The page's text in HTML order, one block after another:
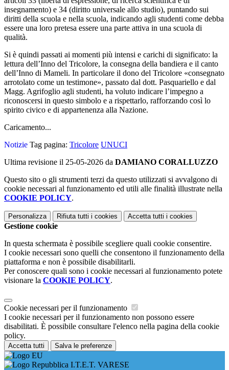
insegnamento) e 34 (diritto universale allo studio), puntando sui
diritti della scuola e nella scuola, indicando agli studenti come debba
essere una loro pretesa essere una parte attiva in una scuola di
qualità.
Si è quindi passati ai momenti più intensi e carichi di significato: la
lettura dell’Inno del Tricolore, la consegna della bandiera e il canto
dell’Inno di Mameli. In particolare il dono del Tricolore «consegnato
arrotolato come un testimone», passato dal dott. Pasquariello e dal
Magg. Agrifoglio agli studenti, ha voluto indicare l’impegno a
riconoscersi in questo simbolo e a rispettarlo, rafforzando così lo
spirito civico e di appartenenza alla Nazione.
Caricamento...
Notizie Tag pagina: Tricolore UNUCI
Ultima revisione il 25-05-2026 da DAMIANO CORALLUZZO
Questo sito o gli strumenti terzi da questo utilizzati si avvalgono di
cookie necessari al funzionamento ed utili alle finalità illustrate nella
COOKIE POLICY.
Personalizza Rifiuta tutti i cookies Accetta tutti i cookies
Gestione cookie
In questa schermata è possibile scegliere quali cookie consentire.
I cookie necessari sono quelli che consentono il funzionamento della
piattaforma e non è possibile disabilitarli.
Per conoscere quali sono i cookie necessari al funzionamento potete
visionare la COOKIE POLICY.
Cookie necessari per il funzionamento
I cookie necessari per il funzionamento non possono essere
disabilitati. È possibile consultare l'elenco nella pagina della cookie
policy.
Accetta tutti Salva le preferenze
I.T.E.T. VARESE